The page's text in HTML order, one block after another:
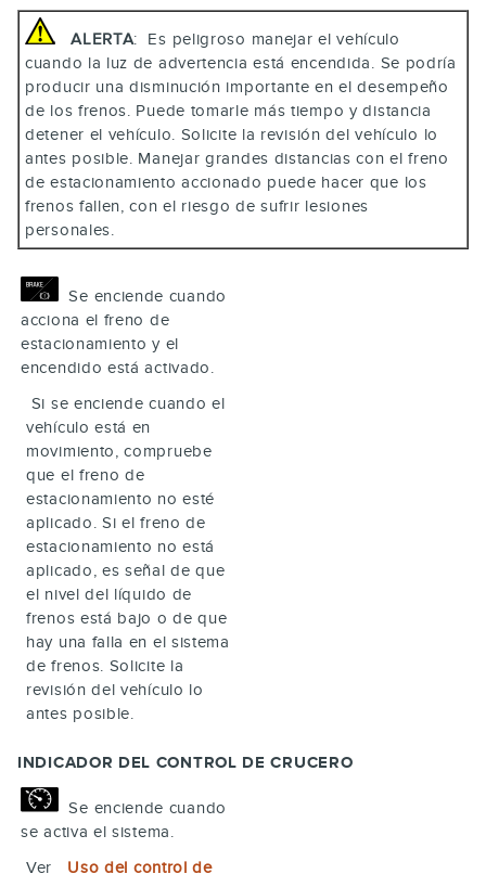
ALERTA: Es peligroso manejar el vehículo
cuando la luz de advertencia está encendida. Se podría
producir una disminución importante en el desempeño
de los frenos. Puede tomarle más tiempo y distancia
detener el vehículo. Solicite la revisión del vehículo lo
antes posible. Manejar grandes distancias con el freno
de estacionamiento accionado puede hacer que los
frenos fallen, con el riesgo de sufrir lesiones
personales.
Se enciende cuando
acciona el freno de
estacionamiento y el
encendido está activado.
Si se enciende cuando el
vehículo está en
movimiento, compruebe
que el freno de
estacionamiento no esté
aplicado. Si el freno de
estacionamiento no está
aplicado, es señal de que
el nivel del líquido de
frenos está bajo o de que
hay una falla en el sistema
de frenos. Solicite la
revisión del vehículo lo
antes posible.
INDICADOR DEL CONTROL DE CRUCERO
Se enciende cuando
se activa el sistema.
Ver Uso del control de